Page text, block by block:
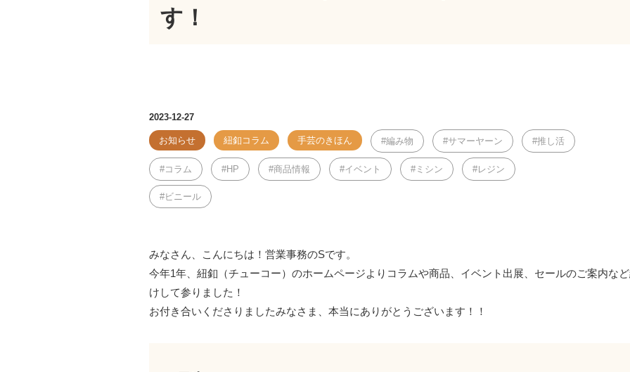
す！
2023-12-27
お知らせ 紐釦コラム 手芸のきほん 編み物 サマーヤーン 推し活
コラム HP 商品情報 イベント ミシン レジン
ビニール
みなさん、こんにちは！営業事務のSです。
今年1年、紐釦（チューコー）のホームページよりコラムや商品、イベント出展、セールのご案内な
けして参りました！
お付き合いくださりましたみなさま、本当にありがとうございます！！